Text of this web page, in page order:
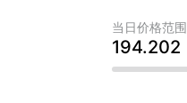
当日价格范围
194.202